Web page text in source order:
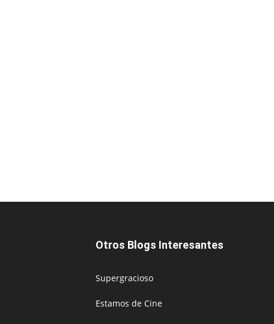
Otros Blogs Interesantes
Supergracioso
Estamos de Cine